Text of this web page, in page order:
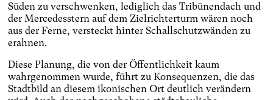
Süden zu verschwenken, lediglich das Tribünendach und
der Mercedesstern auf dem Zielrichterturm wären noch
aus der Ferne, versteckt hinter Schallschutzwänden zu
erahnen.
Diese Planung, die von der Öffentlichkeit kaum
wahrgenommen wurde, führt zu Konsequenzen, die das
Stadtbild an diesem ikonischen Ort deutlich verändern